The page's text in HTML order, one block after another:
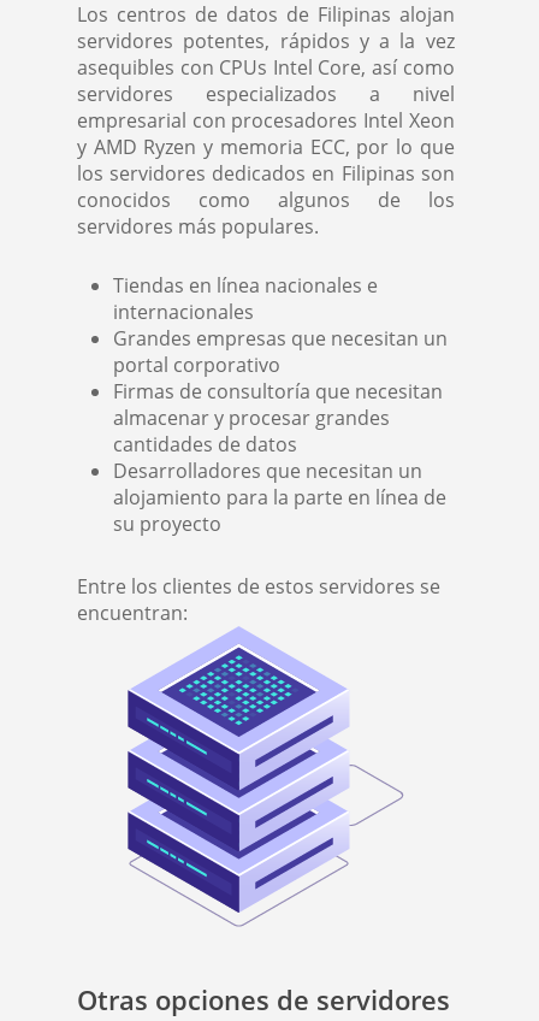
Los centros de datos de Filipinas alojan
servidores potentes, rápidos y a la vez
asequibles con CPUs Intel Core, así como
servidores especializados a nivel
empresarial con procesadores Intel Xeon
y AMD Ryzen y memoria ECC, por lo que
los servidores dedicados en Filipinas son
conocidos como algunos de los
servidores más populares.
Tiendas en línea nacionales e
internacionales
Grandes empresas que necesitan un
portal corporativo
Firmas de consultoría que necesitan
almacenar y procesar grandes
cantidades de datos
Desarrolladores que necesitan un
alojamiento para la parte en línea de
su proyecto
Entre los clientes de estos servidores se
encuentran:
Otras opciones de servidores